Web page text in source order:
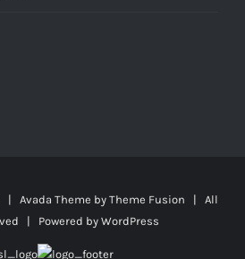
| Avada Theme by Theme Fusion | All
| Powered by WordPress